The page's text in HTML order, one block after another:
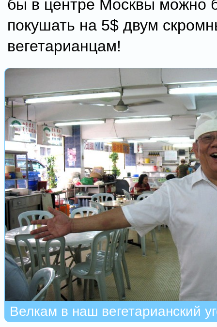
бы в центре Москвы можно
покушать на 5$ двум
вегетарианцам!
Велкам в наш вегетарианский